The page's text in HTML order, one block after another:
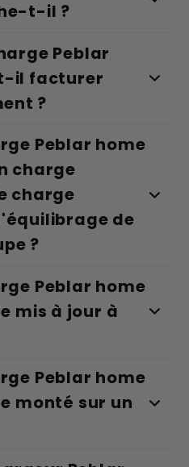
t-il ?
Peblar
il facturer
?
Peblar home
charge
charge
de
?
Peblar home
mis à jour à
Peblar home
monté sur un